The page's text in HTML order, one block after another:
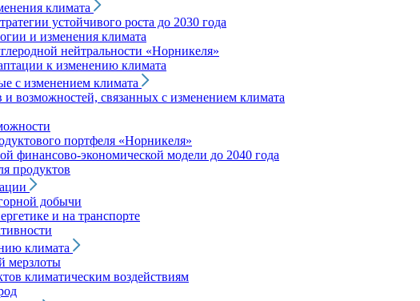
климата
устойчивого роста до 2030 года
и изменения климата
нейтральности «Норникеля»
к изменению климата
с изменением климата
возможностей, связанных с изменением климата
портфеля «Норникеля»
финансово-экономической модели до 2040 года
продуктов
добычи
и на транспорте
климата
мерзлоты
климатическим воздействиям